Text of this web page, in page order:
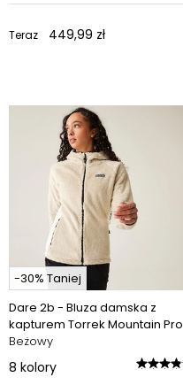
Teraz 449,99 zł
-30% Taniej
Dare 2b - Bluza damska z
kapturem Torrek Mountain Pro
Beżowy
8 kolory